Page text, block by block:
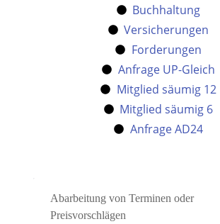
Buchhaltung
Versicherungen
Forderungen
Anfrage UP-Gleich
Mitglied säumig 12
Mitglied säumig 6
Anfrage AD24
Abarbeitung von Terminen oder
Preisvorschlägen